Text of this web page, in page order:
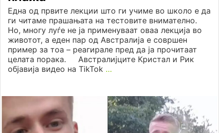
Една од првите лекции што ги учиме во школо е да
ги читаме прашањата на тестовите внимателно.
Но, многу луѓе не ја применуваат оваа лекција во
животот, а еден пар од Австралија е совршен
пример за тоа – реагирале пред да ја прочитаат
целата порака. Австралијците Кристал и Рик
објавија видео на TikTok …